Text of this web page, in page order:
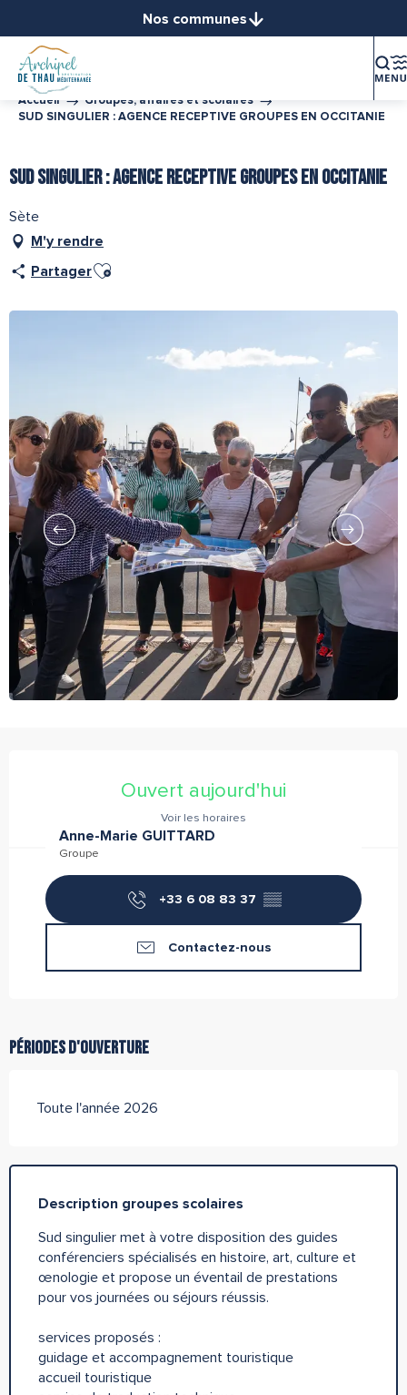
contenu
principal
Nos communes
Bouzigues
Frontignan
Loupian
Vic-la-Gardiole
Villeveyrac
Accueil
Groupes, affaires et scolaires
SUD SINGULIER : AGENCE RECEPTIVE GROUPES EN OCCITANIE
SUD SINGULIER : AGENCE RECEPTIVE GROUPES EN OCCITANIE
Sète
M'y rendre
PartagerAjouter aux favoris
Ouverture et coordonnées
Ouvert aujourd'hui
Voir les horaires
Anne-Marie GUITTARD
Groupe
+33 6 08 83 37 ▒▒
Contactez-nous
Périodes d'ouverture
Toute l'année 2026
Description groupes scolaires
Sud singulier met à votre disposition des guides
conférenciers spécialisés en histoire, art, culture et
œnologie et propose un éventail de prestations
pour vos journées ou séjours réussis.
services proposés :
guidage et accompagnement touristique
accueil touristique